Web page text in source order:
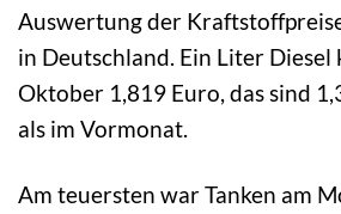
Auswertung der
in Deutschland. Ein Liter Diesel
Oktober 1,819 Euro, das sind
als im Vormonat.
Am teuersten war Tanken am